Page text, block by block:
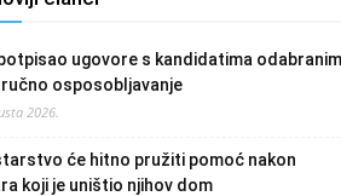
potpisao ugovore s kandidatima odabranim
osposobljavanje
2026.
će hitno pružiti pomoć nakon
koji je uništio njihov dom